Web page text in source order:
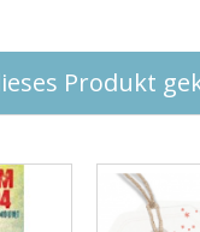
Produkt